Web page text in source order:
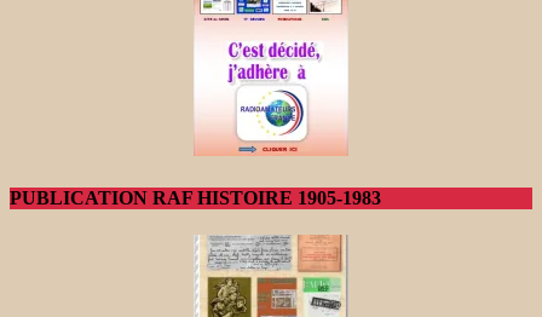
PUBLICATION RAF HISTOIRE 1905-1983